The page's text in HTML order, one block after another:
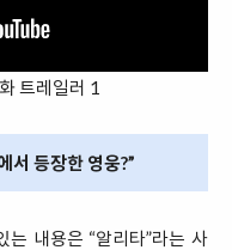
트레일러 1
서 등장한 영웅?”
내용은 “알리타”라는 사